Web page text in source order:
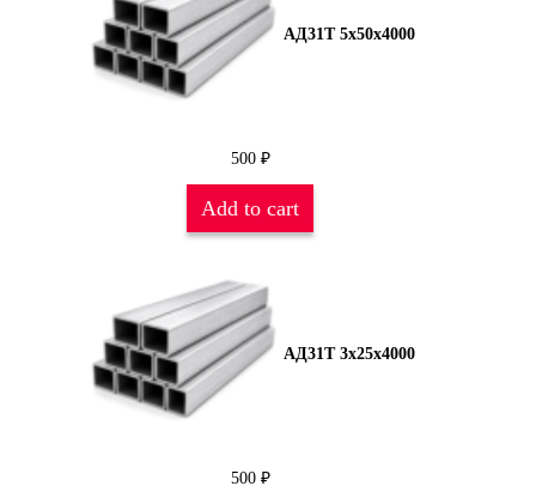
АД31Т 5х50х4000
500 ₽
Add to cart
АД31Т 3х25х4000
500 ₽